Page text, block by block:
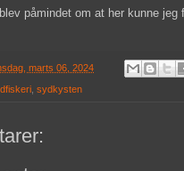
påmindet om at her kunne
marts 06, 2024
sydkysten